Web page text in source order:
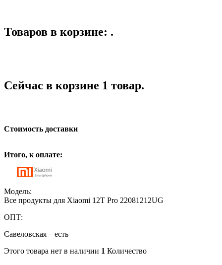
Товаров в корзине: .
Сейчас в корзине 1 товар.
Стоимость доставки
Итого, к оплате:
Модель:
Все продукты для Xiaomi 12T Pro 22081212UG
ОПТ:
Савеловская – есть
Этого товара нет в наличии 1 Количество